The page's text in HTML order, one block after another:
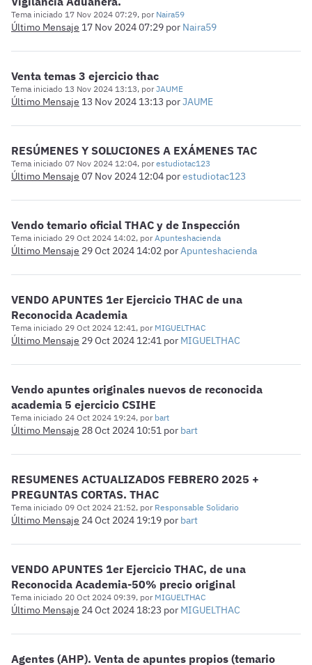
Tema iniciado 17 Nov 2024 07:29, por Naira59
Último Mensaje 17 Nov 2024 07:29 por Naira59
Venta temas 3 ejercicio thac
Tema iniciado 13 Nov 2024 13:13, porJAUME
Último Mensaje 13 Nov 2024 13:13 porJAUME
RESÚMENES Y SOLUCIONES A EXÁMENES TAC
Tema iniciado 07 Nov 2024 12:04, porestudiotac123
Último Mensaje 07 Nov 2024 12:04 porestudiotac123
Vendo temario oficial THAC y de Inspección
Tema iniciado 29 Oct 2024 14:02, porApunteshacienda
Último Mensaje 29 Oct 2024 14:02 porApunteshacienda
VENDO APUNTES 1er Ejercicio THAC de una
Reconocida Academia
Tema iniciado 29 Oct 2024 12:41, por MIGUELTHAC
Último Mensaje 29 Oct 2024 12:41 por MIGUELTHAC
Vendo apuntes originales nuevos de reconocida
academia 5 ejercicio CSIHE
Tema iniciado 24 Oct 2024 19:24, por bart
Último Mensaje 28 Oct 2024 10:51 por bart
RESUMENES ACTUALIZADOS FEBRERO 2025 +
PREGUNTAS CORTAS. THAC
Tema iniciado 09 Oct 2024 21:52, por Responsable Solidario
Último Mensaje 24 Oct 2024 19:19 por bart
VENDO APUNTES 1er Ejercicio THAC, de una
Reconocida Academia-50% precio original
Tema iniciado 20 Oct 2024 09:39, por MIGUELTHAC
Último Mensaje 24 Oct 2024 18:23 por MIGUELTHAC
Agentes (AHP). Venta de apuntes propios (temario